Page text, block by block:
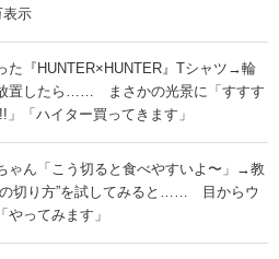
表示
た『HUNTER×HUNTER』Tシャツ→輪
置したら…… まさかの光景に「すすす
「ハイター買ってきます」
ゃん「こう切ると食べやすいよ〜」→教
の切り方”を試してみると…… 目からウ
やってみます」